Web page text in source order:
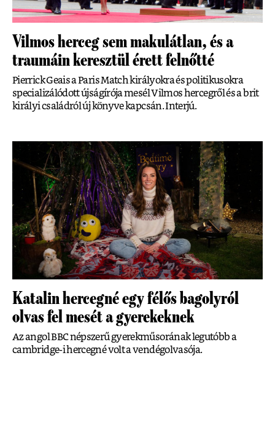
Vilmos herceg sem makulátlan, és a
traumáin keresztül érett felnőtté
Pierrick Geais a Paris Match királyokra és politikusokra
specializálódott újságírója mesél Vilmos hercegről és a brit
királyi családról új könyve kapcsán. Interjú.
Katalin hercegné egy félős bagolyról
olvas fel mesét a gyerekeknek
Az angol BBC népszerű gyerekműsorának legutóbb a
cambridge-i hercegné volt a vendégolvasója.